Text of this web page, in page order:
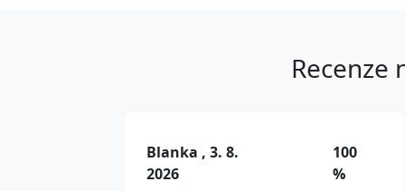
Recenze
Blanka , 3. 8.
2026
100
%